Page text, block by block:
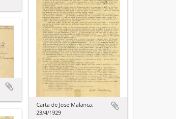
Carta de José Malanca,
23/4/1929